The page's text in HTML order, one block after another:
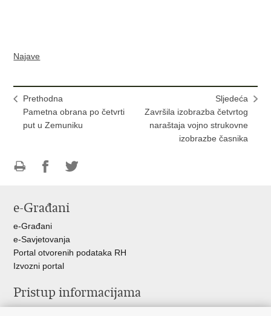
Najave
Prethodna
Pametna obrana po četvrti
put u Zemuniku
Sljedeća
Završila izobrazba četvrtog
naraštaja vojno strukovne
izobrazbe časnika
FacebookuTwitteru
e-Građani
e-Građani
e-Savjetovanja
Portal otvorenih podataka RH
Izvozni portal
Pristup informacijama